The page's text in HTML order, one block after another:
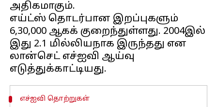
அதிகமாகும்.
எய்ட்ஸ் தொடர்பான இறப்புகளும்
6,30,000 ஆகக் குறைந்துள்ளது. 2004இல்
இது 2.1 மில்லியநாக இருந்தது என
லான்செட் எச்ஐவி ஆய்வு
எச்ஐவி தொற்றுகள்